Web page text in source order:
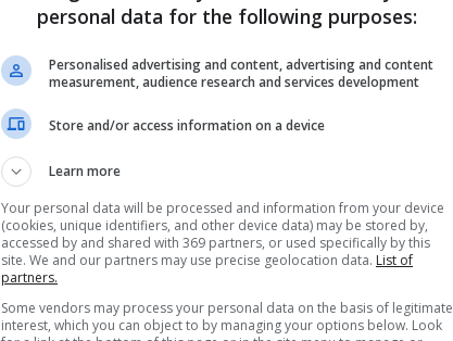
personal data for the following purposes:
Personalised advertising and content, advertising and content
measurement, audience research and services development
Store and/or access information on a device
Learn more
Your personal data will be processed and information from your device
(cookies, unique identifiers, and other device data) may be stored by,
accessed by and shared with 369 partners, or used specifically by this
site. We and our partners may use precise geolocation data. List of
partners.
Some vendors may process your personal data on the basis of legitimate
interest, which you can object to by managing your options below. Look